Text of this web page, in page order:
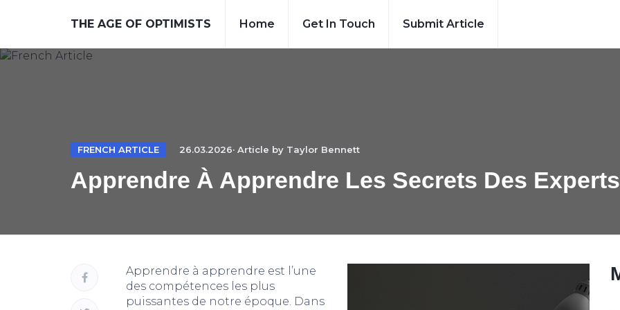
THE AGE OF OPTIMISTS Home Get In Touch Submit Article
FRENCH ARTICLE 26.03.2026· Article by Taylor Bennett
Apprendre À Apprendre Les Secrets Des Experts
Apprendre à apprendre est l’une
des compétences les plus
puissantes de notre époque. Dans